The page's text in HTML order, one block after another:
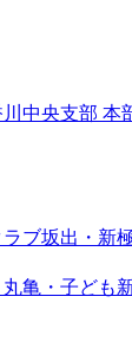
中央支部 本
ブ坂出・新
亀・子ども